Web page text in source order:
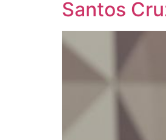
Santos